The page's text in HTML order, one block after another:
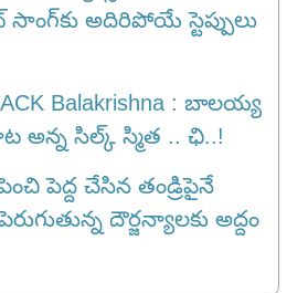
అదిరిపోయే స్టెప్పులు
Balakrishna : బాలయ్య
అన్న సిల్క్ స్మిత .. ఛి..!
పెద్ద చేసిన తండ్రిపైనే
దౌర్జన్యాలకు అద్దం